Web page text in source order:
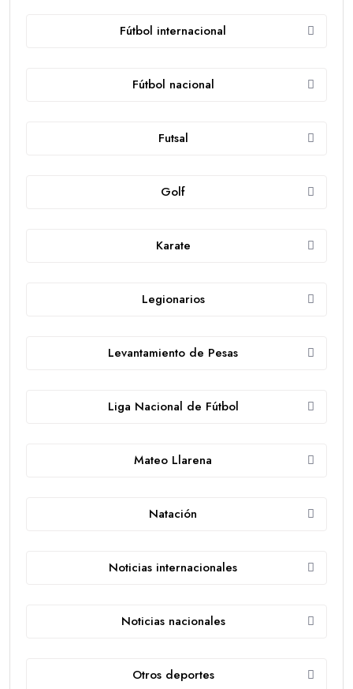
Fútbol internacional
Fútbol nacional
Futsal
Golf
Karate
Legionarios
Levantamiento de Pesas
Liga Nacional de Fútbol
Mateo Llarena
Natación
Noticias internacionales
Noticias nacionales
Otros deportes